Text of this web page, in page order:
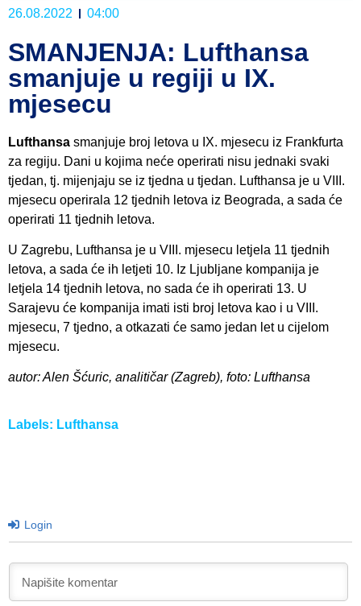
26.08.2022 04:00
SMANJENJA: Lufthansa
smanjuje u regiji u IX.
mjesecu
Lufthansa smanjuje broj letova u IX. mjesecu iz Frankfurta
za regiju. Dani u kojima neće operirati nisu jednaki svaki
tjedan, tj. mijenjaju se iz tjedna u tjedan. Lufthansa je u VIII.
mjesecu operirala 12 tjednih letova iz Beograda, a sada će
operirati 11 tjednih letova.
U Zagrebu, Lufthansa je u VIII. mjesecu letjela 11 tjednih
letova, a sada će ih letjeti 10. Iz Ljubljane kompanija je
letjela 14 tjednih letova, no sada će ih operirati 13. U
Sarajevu će kompanija imati isti broj letova kao i u VIII.
mjesecu, 7 tjedno, a otkazati će samo jedan let u cijelom
mjesecu.
autor: Alen Šćuric, analitičar (Zagreb), foto: Lufthansa
Labels: Lufthansa
Login